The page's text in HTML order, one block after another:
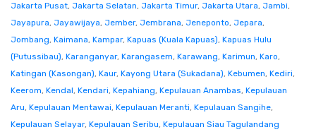
Jakarta Pusat, Jakarta Selatan, Jakarta Timur, Jakarta Utara, Jambi,
Jayapura, Jayawijaya, Jember, Jembrana, Jeneponto, Jepara,
Jombang, Kaimana, Kampar, Kapuas (Kuala Kapuas), Kapuas Hulu
(Putussibau), Karanganyar, Karangasem, Karawang, Karimun, Karo,
Katingan (Kasongan), Kaur, Kayong Utara (Sukadana), Kebumen, Kediri,
Keerom, Kendal, Kendari, Kepahiang, Kepulauan Anambas, Kepulauan
Aru, Kepulauan Mentawai, Kepulauan Meranti, Kepulauan Sangihe,
Kepulauan Selayar, Kepulauan Seribu, Kepulauan Siau Tagulandang